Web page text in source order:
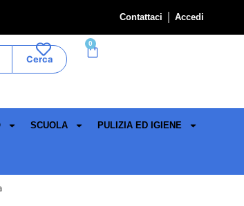
Contattaci Accedi
Cerca
0
SCUOLA PULIZIA ED IGIENE